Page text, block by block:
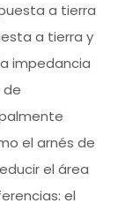
a tierra
a tierra y
impedancia
de
el arnés de
el área
el